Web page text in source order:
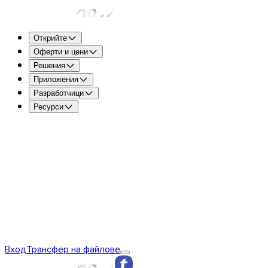
Открийте
Оферти и цени
Решения
Приложения
Разработчици
Ресурси
ВходТрансфер на файлове